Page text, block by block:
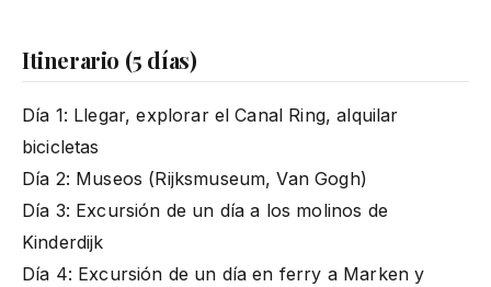
Itinerario (5 días)
Día 1: Llegar, explorar el Canal Ring, alquilar
bicicletas
Día 2: Museos (Rijksmuseum, Van Gogh)
Día 3: Excursión de un día a los molinos de
Kinderdijk
Día 4: Excursión de un día en ferry a Marken y